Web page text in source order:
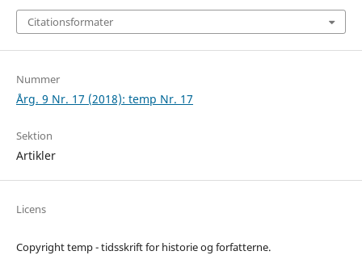
Citationsformater
Nummer
Årg. 9 Nr. 17 (2018): temp Nr. 17
Sektion
Artikler
Licens
Copyright temp - tidsskrift for historie og forfatterne.